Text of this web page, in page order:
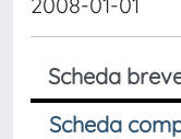
Scheda
Scheda